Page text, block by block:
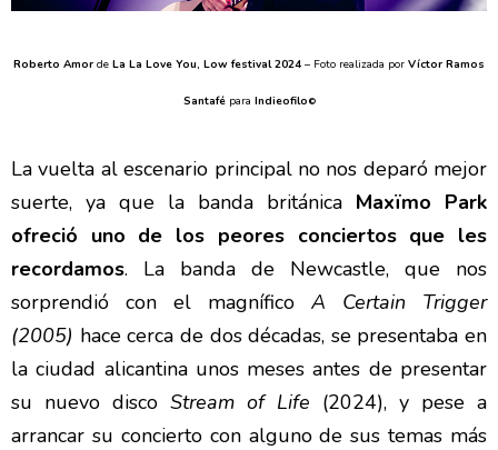
Roberto Amor de La La Love You, Low festival 2024 – Foto realizada por Víctor Ramos
Santafépara Indieofilo©
La vuelta al escenario principal no nos deparó mejor
suerte, ya que la banda británica Maxïmo Park
ofreció uno de los peores conciertos que les
recordamos. La banda de Newcastle, que nos
sorprendió con el magnífico A Certain Trigger
(2005) hace cerca de dos décadas, se presentaba en
la ciudad alicantina unos meses antes de presentar
su nuevo disco Stream of Life (2024), y pese a
arrancar su concierto con alguno de sus temas más